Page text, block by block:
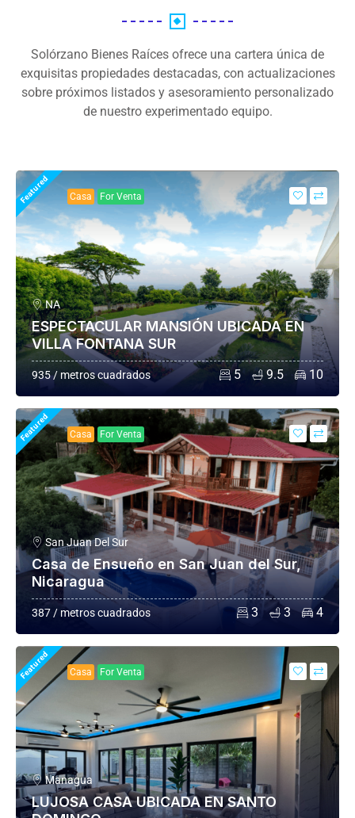
Solórzano Bienes Raíces ofrece una cartera única de
exquisitas propiedades destacadas, con actualizaciones
sobre próximos listados y asesoramiento personalizado
de nuestro experimentado equipo.
Featured Casa For Venta
NA
ESPECTACULAR MANSIÓN UBICADA EN
VILLA FONTANA SUR
935 / metros cuadrados 5 9.5 10
Featured Casa For Venta
San Juan Del Sur
Casa de Ensueño en San Juan del Sur,
Nicaragua
387 / metros cuadrados 3 3 4
Featured Casa For Venta
Managua
LUJOSA CASA UBICADA EN SANTO